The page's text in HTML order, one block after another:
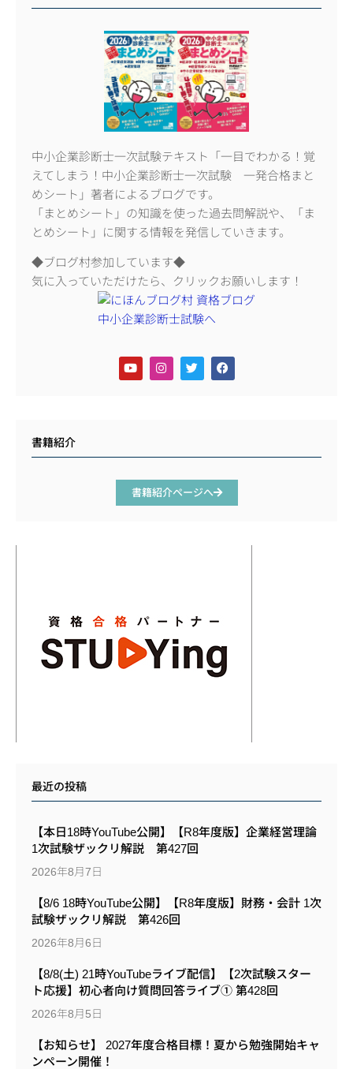
中小企業診断士一次試験テキスト「一目でわかる！覚
えてしまう！中小企業診断士一次試験 一発合格まと
めシート」著者によるブログです。
「まとめシート」の知識を使った過去問解説や、「ま
とめシート」に関する情報を発信していきます。
◆ブログ村参加しています◆
気に入っていただけたら、クリックお願いします！
書籍紹介
書籍紹介ページへ
最近の投稿
【本日18時YouTube公開】【R8年度版】企業経営理論
1次試験ザックリ解説 第427回
2026年8月7日
【8/6 18時YouTube公開】【R8年度版】財務・会計 1次
試験ザックリ解説 第426回
2026年8月6日
【8/8(土) 21時YouTubeライブ配信】【2次試験スター
ト応援】初心者向け質問回答ライブ① 第428回
2026年8月5日
【お知らせ】 2027年度合格目標！夏から勉強開始キャ
ンペーン開催！